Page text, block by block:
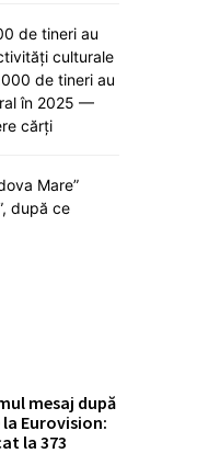
Pașaportul R.
poziții în
de tineri au
culturale
de tineri au
în 2025 —
cărți
Mare”
după ce
mesaj după
Eurovision:
la 373